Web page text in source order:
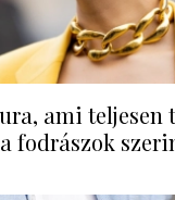
ami teljesen
fodrászok